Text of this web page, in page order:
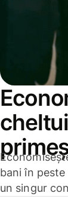
bani în
un singur